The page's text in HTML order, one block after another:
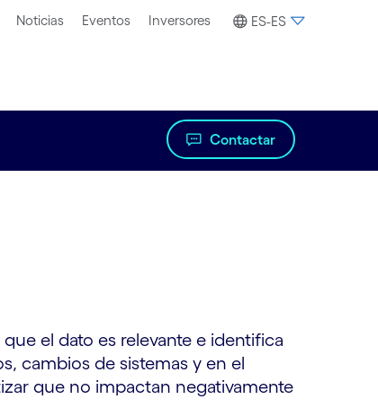
Noticias Eventos Inversores ES-ES
Contactar
el dato es relevante e identifica
cambios de sistemas y en el
que no impactan negativamente